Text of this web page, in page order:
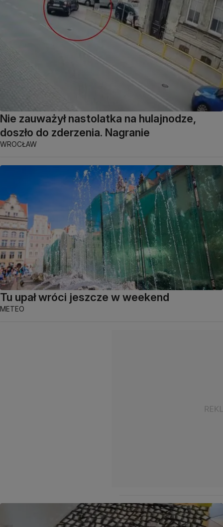
Nie zauważył nastolatka na hulajnodze,
doszło do zderzenia. Nagranie
WROCŁAW
Tu upał wróci jeszcze w weekend
METEO